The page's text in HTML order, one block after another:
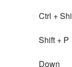
Ctrl +
Shift + P
Down